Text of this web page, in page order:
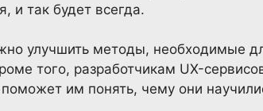
и так будет всегда.
улучшить методы, необходимые
того, разработчикам UX-
им понять, чему они